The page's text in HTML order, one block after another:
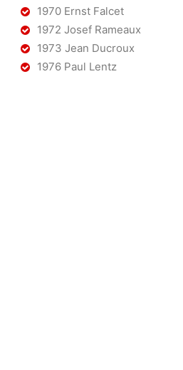
1970 Ernst Falcet
1972 Josef Rameaux
1973 Jean Ducroux
1976 Paul Lentz